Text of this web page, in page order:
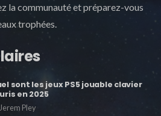
la communauté et préparez-vous
trophées.
sont les jeux PS5 jouable clavier
en 2025
Jerem Pley